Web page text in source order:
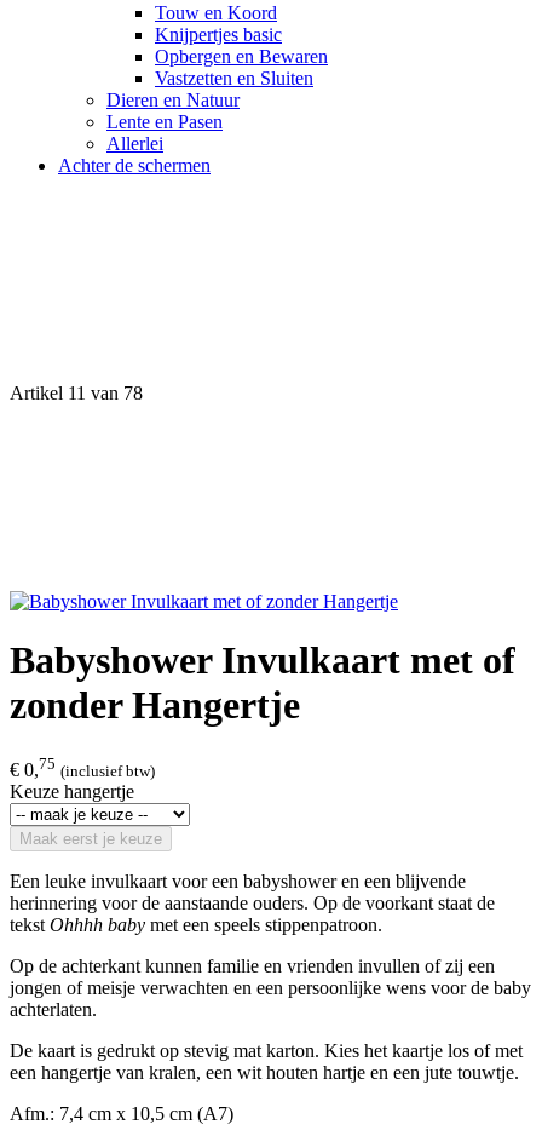
Touw en Koord
Knijpertjes basic
Opbergen en Bewaren
Vastzetten en Sluiten
Dieren en Natuur
Lente en Pasen
Allerlei
Achter de schermen
Artikel 11 van 78
Babyshower Invulkaart met of
zonder Hangertje
€ 0,75 (inclusief btw)
Keuze hangertje
Maak eerst je keuze
Een leuke invulkaart voor een babyshower en een blijvende
herinnering voor de aanstaande ouders. Op de voorkant staat de
tekst Ohhhh baby met een speels stippenpatroon.
Op de achterkant kunnen familie en vrienden invullen of zij een
jongen of meisje verwachten en een persoonlijke wens voor de baby
achterlaten.
De kaart is gedrukt op stevig mat karton. Kies het kaartje los of met
een hangertje van kralen, een wit houten hartje en een jute touwtje.
Afm.: 7,4 cm x 10,5 cm (A7)